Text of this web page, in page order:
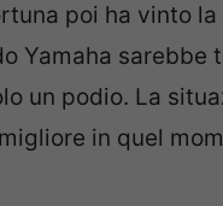
poi ha vinto la
Yamaha sarebbe
un podio. La
in quel